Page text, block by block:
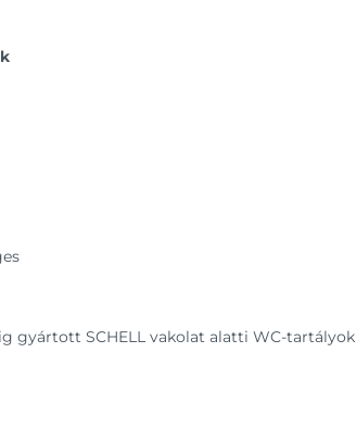
gyártott SCHELL vakolat alatti WC-tartályok